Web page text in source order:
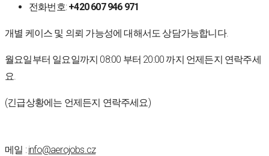
전화번호:+420 607 946 971
개별 케이스 및 의뢰 가능성에 대해서도 상담가능합니다.
월요일부터 일요일까지 08:00 부터 20:00 까지 언제든지 연락주세
요.
(긴급상황에는 언제든지 연락주세요)
메일 :info@aerojobs.cz